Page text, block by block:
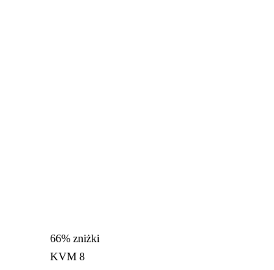
66% zniżki
KVM 8